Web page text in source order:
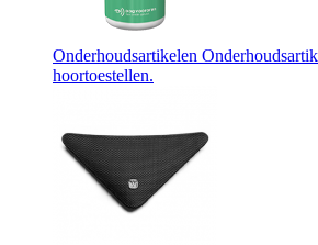
Onderhoudsartikelen
hoortoestellen.